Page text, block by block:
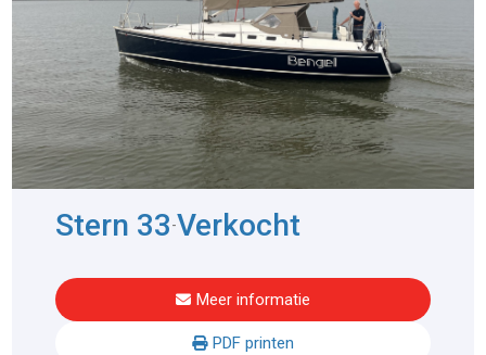
Stern 33-Verkocht
Meer informatie
PDF printen